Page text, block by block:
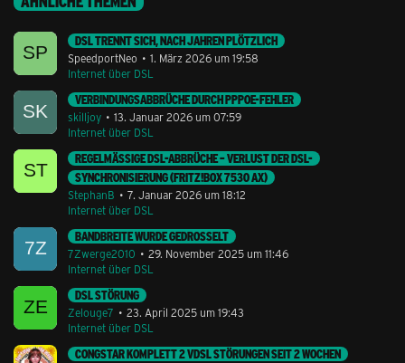
DSL TRENNT SICH, NACH JAHREN PLÖTZLICH
SpeedportNeo
1. März 2026 um 19:58
Internet über DSL
VERBINDUNGSABBRÜCHE DURCH PPPOE-FEHLER
skilljoy
13. Januar 2026 um 07:59
Internet über DSL
REGELMÄSSIGE DSL-ABBRÜCHE – VERLUST DER DSL-S
YNCHRONISIERUNG (FRITZ!BOX 7530 AX)
StephanB
7. Januar 2026 um 18:12
Internet über DSL
BANDBREITE WURDE GEDROSSELT
7Zwerge2010
29. November 2025 um 11:46
Internet über DSL
DSL STÖRUNG
Zelouge7
23. April 2025 um 19:43
Internet über DSL
CONGSTAR KOMPLETT 2 VDSL STÖRUNGEN SEIT 2 WOCHEN